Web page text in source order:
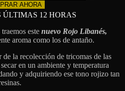
AHORA
ÚLTIMAS 12 HORAS
este nuevo Rojo Libanés,
aroma como los de antaño.
de la recolección de tricomas de las
en un ambiente y temperatura
y adquiriendo ese tono rojizo tan